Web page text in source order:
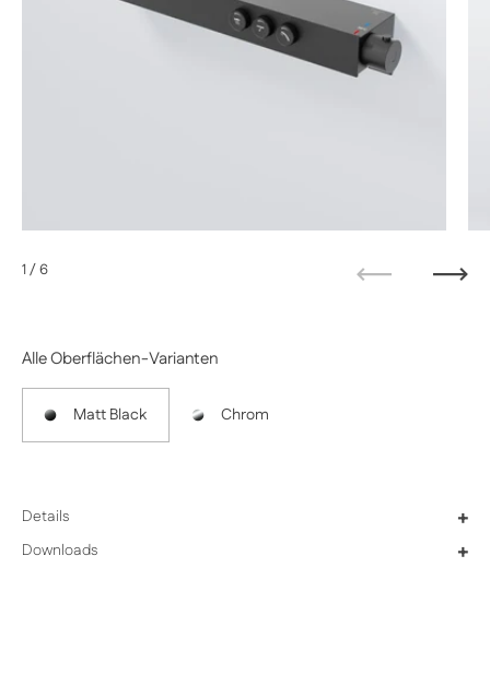
Alle Oberflächen-Varianten
Matt Black Chrom
Details +
Downloads +
1/ 6